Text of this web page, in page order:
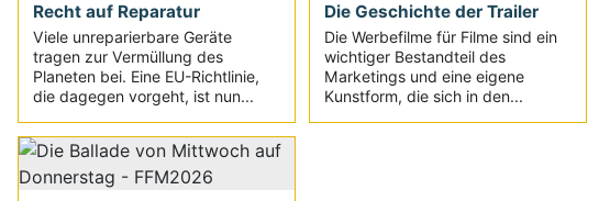
Recht auf Reparatur
Viele unreparierbare Geräte
tragen zur Vermüllung des
Planeten bei. Eine EU-Richtlinie,
die dagegen vorgeht, ist nun...
Die Geschichte der Trailer
Die Werbefilme für Filme sind ein
wichtiger Bestandteil des
Marketings und eine eigene
Kunstform, die sich in den...